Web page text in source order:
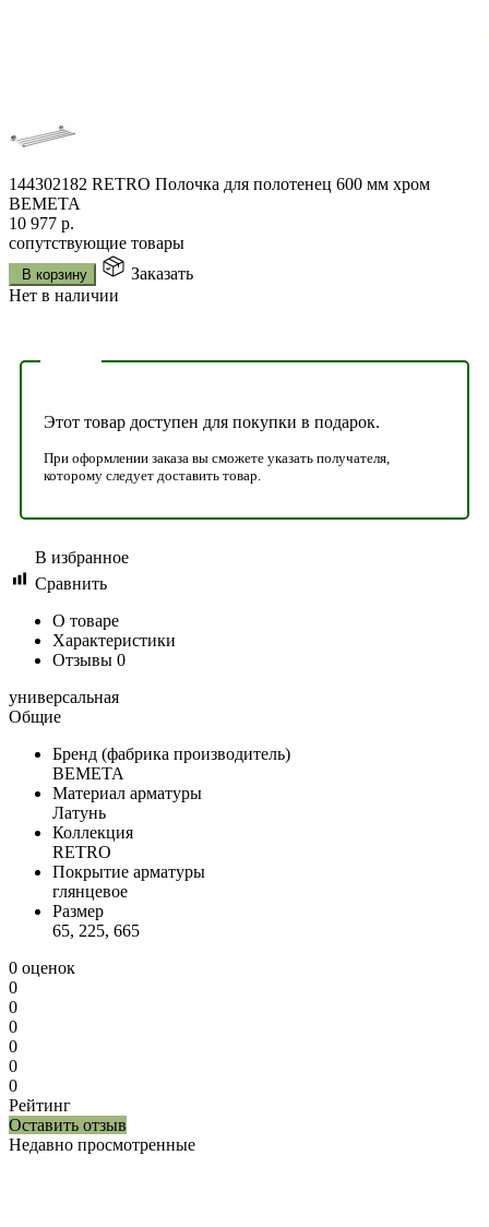
144302182 RETRO Полочка для полотенец 600 мм хром
BEMETA
10 977 р.
сопутствующие товары
В корзину
Заказать
Нет в наличии
Этот товар доступен для покупки в подарок.
При оформлении заказа вы сможете указать получателя,
которому следует доставить товар.
В избранное
Сравнить
О товаре
Характеристики
Отзывы 0
универсальная
Общие
Бренд (фабрика производитель)
BEMETA
Материал арматуры
Латунь
Коллекция
RETRO
Покрытие арматуры
глянцевое
Размер
65, 225, 665
0 оценок
0
0
0
0
0
0
Рейтинг
Оставить отзыв
Недавно просмотренные